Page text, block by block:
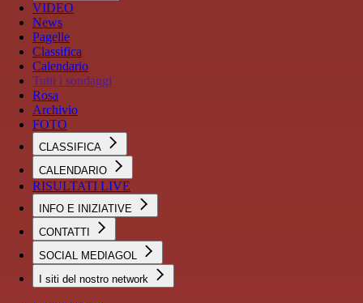
VIDEO
News
Pagelle
Classifica
Calendario
Tutti i sondaggi
Rosa
Archivio
FOTO
CLASSIFICA
CALENDARIO
RISULTATI LIVE
INFO E INIZIATIVE
CONTATTI
SOCIAL MEDIAGOL
I siti del nostro network